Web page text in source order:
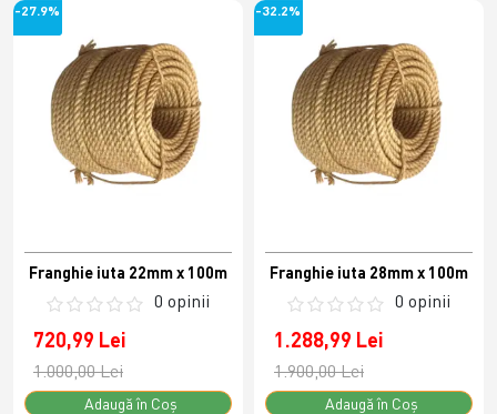
-27.9%
Franghie iuta 22mm x 100m
0 opinii
720,99 Lei
1.000,00 Lei
Adaugă în Coş
-32.2%
Franghie iuta 28mm x 100m
0 opinii
1.288,99 Lei
1.900,00 Lei
Adaugă în Coş